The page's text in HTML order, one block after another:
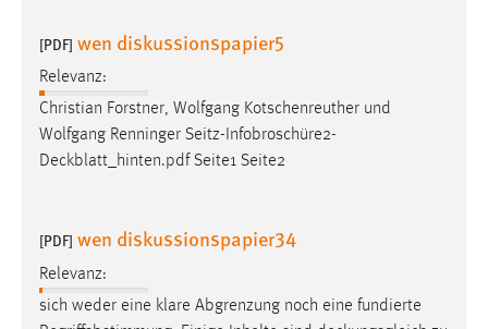
[PDF] wen diskussionspapier5
Relevanz:
Christian Forstner, Wolfgang Kotschenreuther und
Wolfgang Renninger Seitz-Infobroschüre2-
Deckblatt_hinten.pdfSeite1 Seite2
[PDF] wen diskussionspapier34
Relevanz:
sich weder eine klare Abgrenzung noch eine fundierte
verwendet, um personalisierte Werbung anzuzeigen.
Sie tun dies, indem sie Besucher über Websites
hinweg verfolgen.
Google Ads
Google Ireland Limited